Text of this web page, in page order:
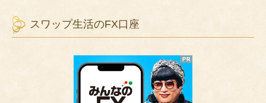
スワップ生活のFX口座